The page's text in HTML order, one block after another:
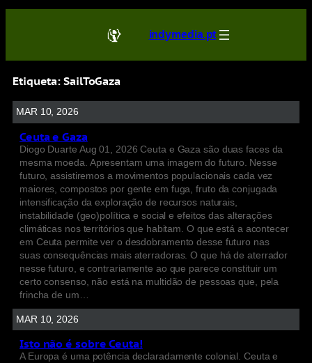
indymedia.pt
Etiqueta:SailToGaza
MAR 10, 2026
Ceuta e Gaza
Diogo Duarte Aug 01, 2026 Ceuta e Gaza são duas faces da
mesma moeda. Apresentam uma imagem do futuro. Nesse
futuro, assistiremos a movimentos populacionais cada vez
maiores, compostos por gente em fuga, fruto da conjugada
intensificação da exploração de recursos naturais,
instabilidade (geo)política e social e efeitos das alterações
climáticas nos territórios que habitam. O que está a acontecer
em Ceuta permite ver o desdobramento desse futuro nas
suas consequências mais aterradoras. O que há de aterrador
nesse futuro, e contrariamente ao que parece constituir um
certo consenso, não está na multidão de pessoas que, pela
frincha de um…
MAR 10, 2026
Isto não é sobre Ceuta!
A Europa é uma potência declaradamente colonial. Ceuta e